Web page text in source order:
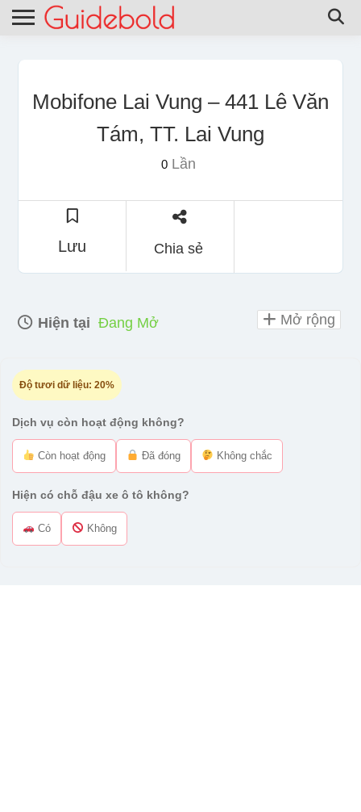
Mobifone Lai Vung – 441 Lê Văn
Tám, TT. Lai Vung
0Lần
Lưu Chia sẻ
Hiện tại Đang Mở
Độ tươi dữ liệu: 20%
Dịch vụ còn hoạt động không?
Còn hoạt động Đã đóng Không chắc
Hiện có chỗ đậu xe ô tô không?
Có Không
Mở rộng